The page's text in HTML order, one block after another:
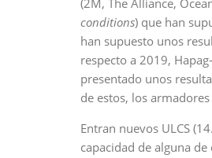
(2M, The Alliance,
conditions) que han
han supuesto unos
respecto a 2019,
presentado unos
de estos, los
Entran nuevos ULCS
capacidad de alguna